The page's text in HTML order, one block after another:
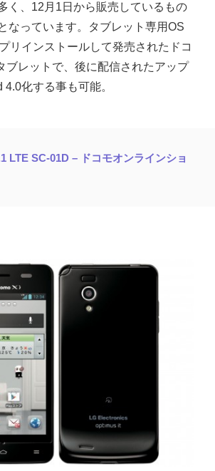
く、12月1日から販売しているもの
なっています。タブレット専用OS
リインストールして発売されたドコ
ブレットで、後に配信されたアップ
化する事も可能。
LTE SC-01D – ドコモオンラインショ